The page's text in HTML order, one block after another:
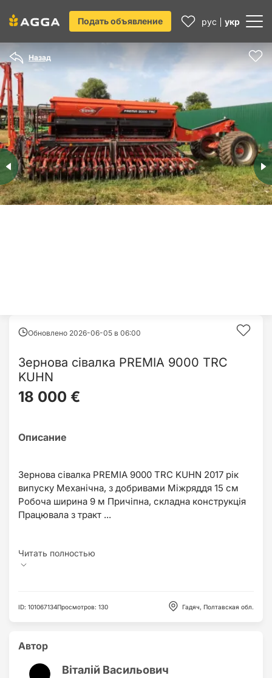
Подать объявление рус укр
Назад
Обновлено 2026-06-05 в 06:00
Зернова сівалка PREMIA 9000 TRC
KUHN
18 000 €
Зернова сівалка PREMIA 9000 TRC KUHN 2017 рік
випуску Механічна, з добривами Міжряддя 15 см
Робоча ширина 9 м Причіпна, складна конструкція
Працювала з тракт ...
ID: 101067134Просмотров: 130 Гадяч, Полтавская обл.
Автор
Віталій Васильович